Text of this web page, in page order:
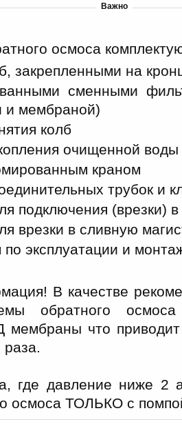
Важно
осмоса
закрепленными на
сменными
и мембраной)
колб
очищенной воды
краном
трубок и
подключения (врезки)
врезки в сливную
по эксплуатации и
В качестве
обратного
мембраны что
раза.
где давление ниже 2
осмоса ТОЛЬКО с